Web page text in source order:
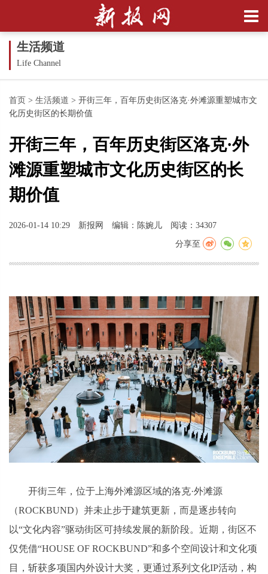
生活频道
Life Channel
首页 > 生活频道 > 开街三年，百年历史街区洛克·外滩源重塑城市文
化历史街区的长期价值
开街三年，百年历史街区洛克·外
滩源重塑城市文化历史街区的长
期价值
2026-01-14 10:29 新报网 编辑：陈婉儿 阅读：34307
分享至
开街三年，位于上海外滩源区域的洛克·外滩源
（ROCKBUND）并未止步于建筑更新，而是逐步转向
以“文化内容”驱动街区可持续发展的新阶段。近期，街区不
仅凭借“HOUSE OF ROCKBUND”和多个空间设计和文化项
目，斩获多项国内外设计大奖，更通过系列文化IP活动，构